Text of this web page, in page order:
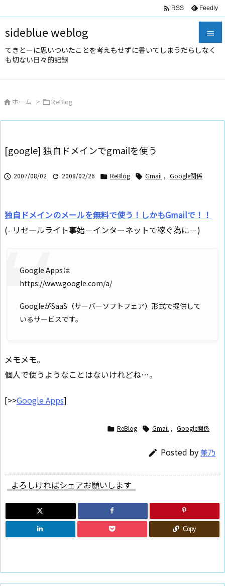
sideblue weblog
てきとーに思いついたことを考えもせずに書いてしまうだらしなく
も切ない日々的記録



 RSS Feedly
 ホーム > ReBlog
[google] 独自ドメインでgmailを使う
 2007/08/02  2008/02/26  ReBlog  Gmail , Google関係
独自ドメインのメールを無料で使う！しかもGmailで！！
(- リセールライト事始－インターネットで稼ぐ為に－)
Google Appsは
https://www.google.com/a/
GoogleがSaaS（サーバーソフトフェア）形式で提供して
いるサービスです。
メモメモ。
個人で使うようなことはないけれどね…。
[>>Google Apps]
 ReBlog  Gmail , Google関係
 Posted by兼乃
よろしければシェアお願いします
Copy